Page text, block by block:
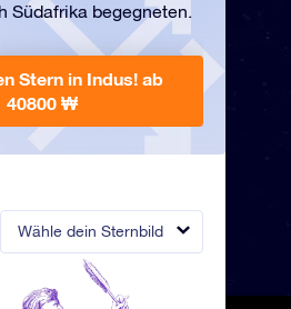
Wähle dein Sternbild
Südafrika begegneten.
Stern in Indus! ab
40800 ₩